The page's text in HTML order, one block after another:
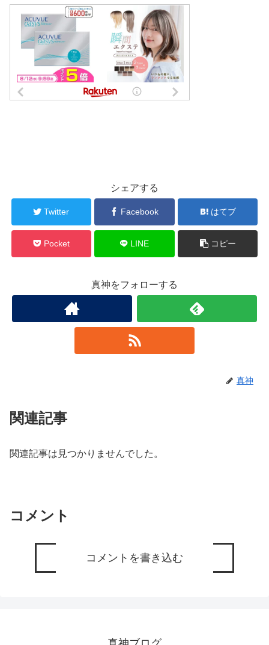
シェアする
Twitter Facebook はてブ
Pocket LINE コピー
真神をフォローする
真神
関連記事
関連記事は見つかりませんでした。
コメント
コメントを書き込む